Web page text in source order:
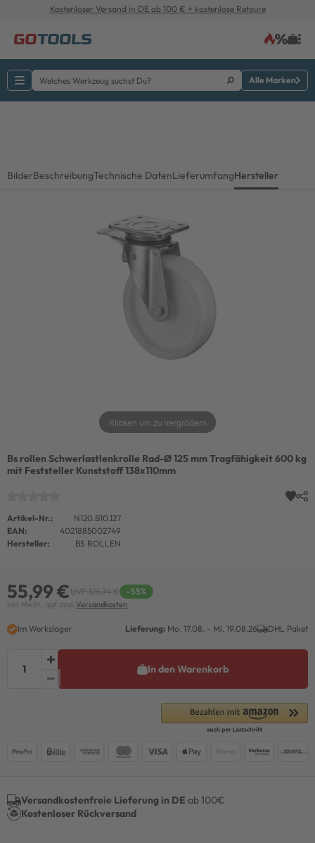
Kostenloser Versand in DE ab 100 € + kostenlose Retoure
Alle Marken
BilderBeschreibungTechnische DatenLieferumfangHersteller
Klicken um zu vergrößern
Bs rollen Schwerlastlenkrolle Rad-Ø 125 mm Tragfähigkeit 600 kg
mit Feststeller Kunststoff 138x110mm
Artikel-Nr.:
N120.B10.127
EAN:
4021885002749
Hersteller:
BS ROLLEN
55,99 €UVP 126,74 € -55%
inkl. MwSt., ggf. zzgl. Versandkosten
Im Werkslager Lieferung: Mo. 17.08. - Mi. 19.08.26 DHL Paket
In den Warenkorb
Versandkostenfreie Lieferung in DE ab 100€
Kostenloser Rückversand